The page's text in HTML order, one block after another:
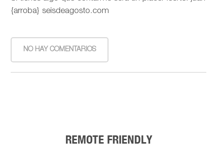
{arroba} seisdeagosto.com
NO HAY COMENTARIOS
REMOTE FRIENDLY